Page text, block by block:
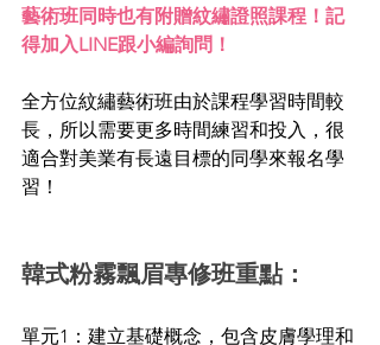
藝術班同時也有附贈紋繡證照課程！記
得加入LINE跟小編詢問！
全方位紋繡藝術班由於課程學習時間較
長，所以需要更多時間練習和投入，很
適合對美業有長遠目標的同學來報名學
習！
韓式粉霧飄眉專修班重點：
單元1：建立基礎概念，包含皮膚學理和